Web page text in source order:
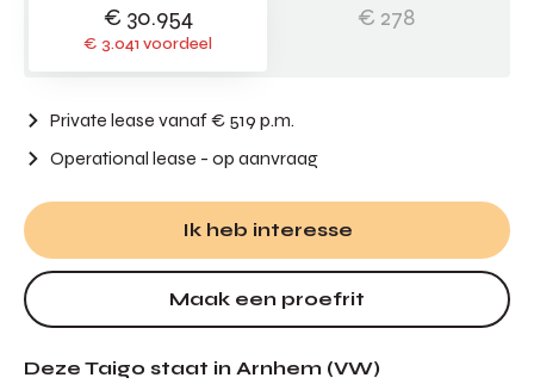
€ 30.954
€ 3.041 voordeel
€ 278
Private lease vanaf € 519 p.m.
Operational lease - op aanvraag
Ik heb interesse
Maak een proefrit
Deze Taigo staat in Arnhem (VW)